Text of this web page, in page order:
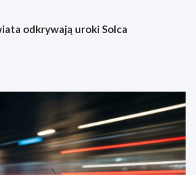
odkrywają uroki Solca